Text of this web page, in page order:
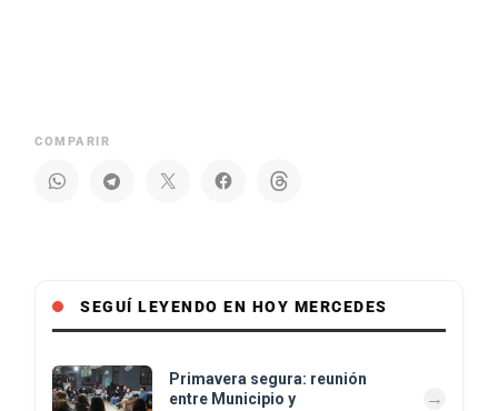
COMPARIR
SEGUÍ LEYENDO EN HOY MERCEDES
Primavera segura: reunión
entre Municipio y